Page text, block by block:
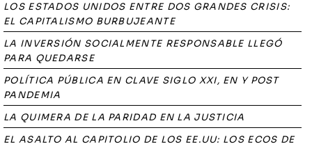
LOS ESTADOS UNIDOS ENTRE DOS GRANDES CRISIS:
EL CAPITALISMO BURBUJEANTE
LA INVERSIÓN SOCIALMENTE RESPONSABLE LLEGÓ
PARA QUEDARSE
POLÍTICA PÚBLICA EN CLAVE SIGLO XXI, EN Y POST
PANDEMIA
LA QUIMERA DE LA PARIDAD EN LA JUSTICIA
EL ASALTO AL CAPITOLIO DE LOS EE.UU: LOS ECOS DE